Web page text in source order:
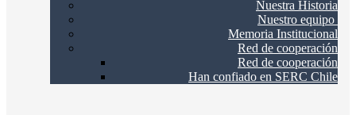
Nuestra Historia
Nuestro equipo
Memoria Institucional
Red de cooperación
Red de cooperación
Han confiado en SERC Chile